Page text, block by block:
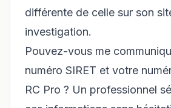
différente de celle sur son
investigation.
Pouvez-vous me
numéro SIRET et votre
RC Pro ? Un professionnel